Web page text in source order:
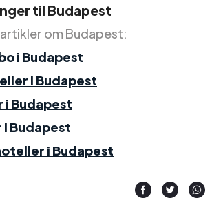
til Budapest
om Budapest:
i Budapest
i Budapest
i Budapest
Budapest
i Budapest